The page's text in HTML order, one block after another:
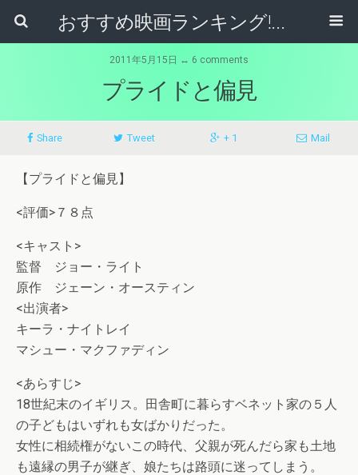
おすすめ映画ランキング!名作シネマレビュー
2011年5月15日 ↔ 6 comments
プライドと偏見
Share Tweet + 1 Mail
【プライドと偏見】
<評価>７８点
<キャスト>
監督 ジョー・ライト
原作 ジェーン・オースティン
<出演者>
キーラ・ナイトレイ
マシュー・マクファディン
<あらすじ>
18世紀末のイギリス。田舎町に暮らすベネット家の５人
の子どもはいずれも女ばかりだった。
女性に相続権がないこの時代、父親が死んだら家も土地
も遠縁の男子が継ぎ、娘たちは路頭に迷ってしまう。